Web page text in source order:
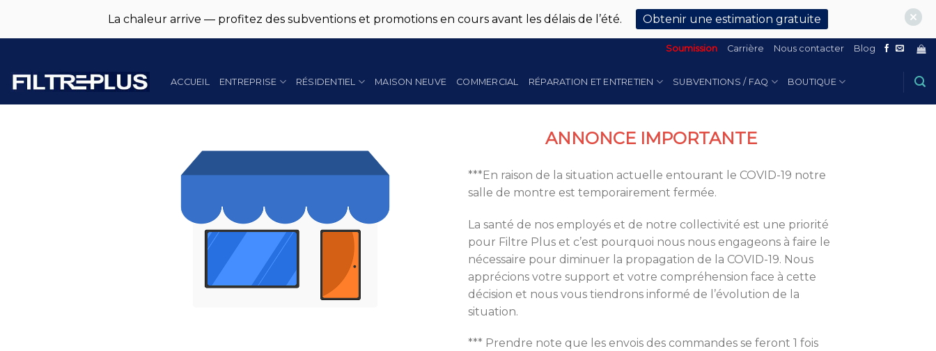
content
Soumission Carrière Nous contacter Blog
ACCUEIL ENTREPRISE RÉSIDENTIEL MAISON NEUVE COMMERCIAL RÉPARATION ET ENTRETIEN SUBVENTIONS / FAQ BOUTIQUE
ANNONCE IMPORTANTE
***En raison de la situation actuelle entourant le COVID-19 notre
salle de montre est temporairement fermée.
La santé de nos employés et de notre collectivité est une priorité
pour Filtre Plus et c’est pourquoi nous nous engageons à faire le
nécessaire pour diminuer la propagation de la COVID-19. Nous
apprécions votre support et votre compréhension face à cette
décision et nous vous tiendrons informé de l’évolution de la
situation.
*** Prendre note que les envois des commandes se feront 1 fois
La chaleur arrive — profitez des subventions et promotions en cours avant les délais de l’été. Obtenir une estimation gratuite